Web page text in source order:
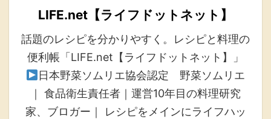
LIFE.net【ライフドットネット】
話題のレシピを分かりやすく。レシピと料理の
便利帳「LIFE.net【ライフドットネット】」
日本野菜ソムリエ協会認定 野菜ソムリエ
｜ 食品衛生責任者｜運営10年目の料理研究
家、ブロガー｜ レシピをメインにライフハッ